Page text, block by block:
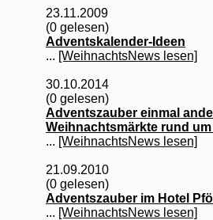
23.11.2009
(0 gelesen)
Adventskalender-Ideen
... [WeihnachtsNews lesen]
30.10.2014
(0 gelesen)
Adventszauber einmal
Weihnachtsmärkte rund
... [WeihnachtsNews lesen]
21.09.2010
(0 gelesen)
Adventszauber im Hotel
... [WeihnachtsNews lesen]